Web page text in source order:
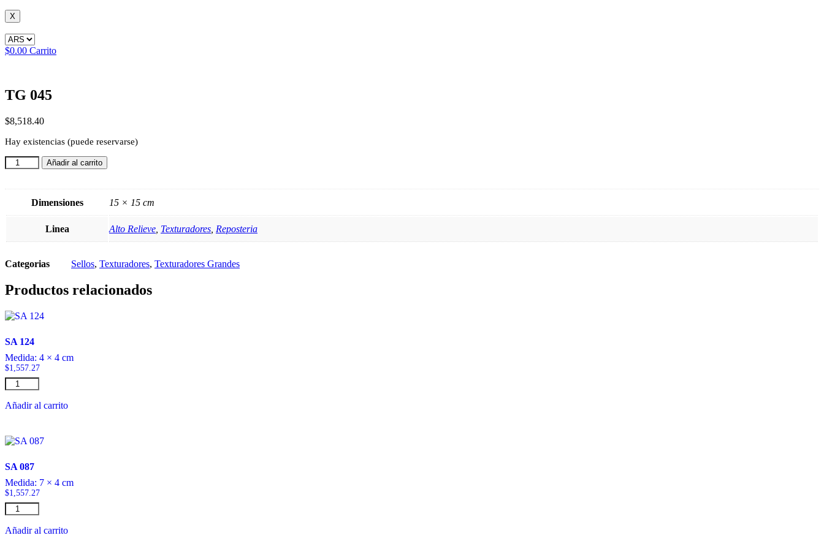
X
$0.00 Carrito
TG 045
$8,518.40
Hay existencias (puede reservarse)
TG
045
Añadir al carrito
Dimensiones 15 × 15 cm
Linea Alto Relieve Texturadores Reposteria
Categorias Sellos, Texturadores, Texturadores Grandes
Productos relacionados
SA 124
Medida: 4 × 4 cm
$1,557.27
SA
124
cantidad
Añadir al carrito
SA 087
Medida: 7 × 4 cm
$1,557.27
SA
087
cantidad
Añadir al carrito